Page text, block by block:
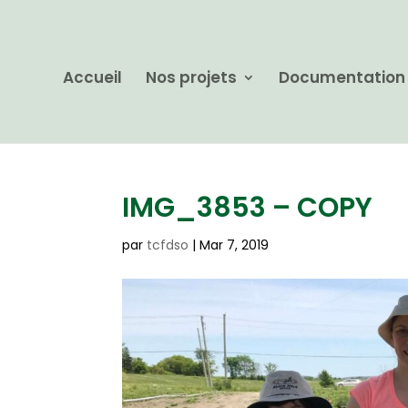
Accueil Nos projets Documentation
IMG_3853 – COPY
par tcfdso |Mar 7, 2019